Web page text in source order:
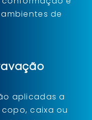
de
aplicadas a
caixa ou